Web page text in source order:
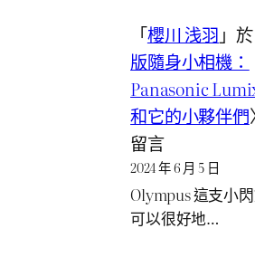
「櫻川 浅羽 」
版隨身小相機：
Panasonic
和它的小夥伴們
留言
2024 年 6 月 5 日
Olympus 這支小
可以很好地…